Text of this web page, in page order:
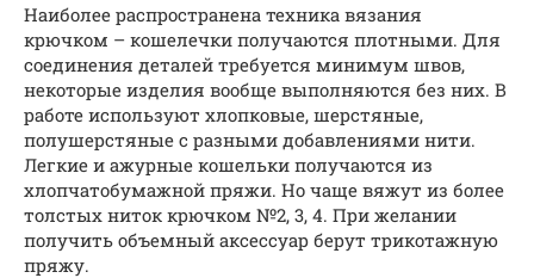
Наиболее распространена техника вязания
крючком – кошелечки получаются плотными. Для
соединения деталей требуется минимум швов,
некоторые изделия вообще выполняются без них. В
работе используют хлопковые, шерстяные,
полушерстяные с разными добавлениями нити.
Легкие и ажурные кошельки получаются из
хлопчатобумажной пряжи. Но чаще вяжут из более
толстых ниток крючком №2, 3, 4. При желании
получить объемный аксессуар берут трикотажную
пряжу.